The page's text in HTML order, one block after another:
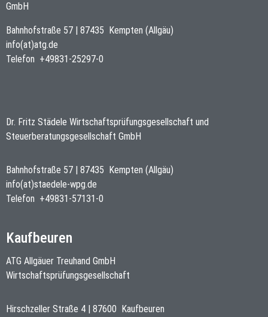
GmbH
Bahnhofstraße 57 87435
Kempten (Allgäu)
info(at)atg.de
Telefon +49831-25297-0
Dr. Fritz Städele Wirtschaftsprüfungsgesellschaft und
Steuerberatungsgesellschaft GmbH
Bahnhofstraße 57 | 87435 Kempten (Allgäu)
info(at)staedele-wpg.de
Telefon +49831-57131-0
Kaufbeuren
ATG Allgäuer Treuhand GmbH
Wirtschaftsprüfungsgesellschaft
Hirschzeller Straße 4 87600
Kaufbeuren